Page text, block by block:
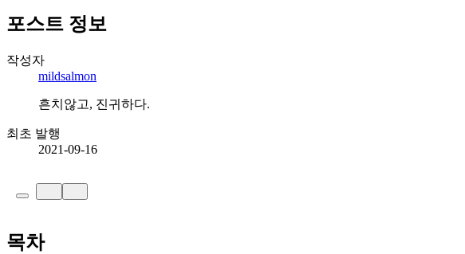
포스트 정보
작성자
mildsalmon
흔치않고, 진귀하다.
최초 발행
2021-09-16
목차